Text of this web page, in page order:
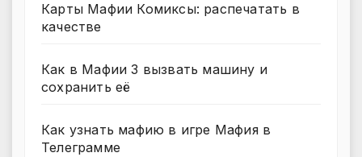
Карты Мафии Комиксы: распечатать в
качестве
Как в Мафии 3 вызвать машину и
сохранить её
Как узнать мафию в игре Мафия в
Телеграмме